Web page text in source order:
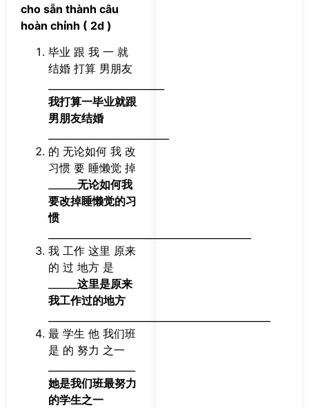
cho sẵn thành câu
hoàn chỉnh ( 2d )
毕业 跟 我 一 就
结婚 打算 男朋友
我打算一毕业就跟
男朋友结婚
的 无论如何 我 改
习惯 要 睡懒觉 掉
无论如何我
要改掉睡懒觉的习
惯
我 工作 这里 原来
的 过 地方 是
这里是原来
我工作过的地方
最 学生 他 我们班
是 的 努力 之一
她是我们班最努力
的学生之一